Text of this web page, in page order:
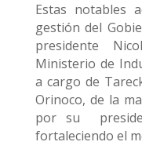
Estas notables
gestión del
presidente
Ministerio de
a cargo de
Orinoco, de la
por su
fortaleciendo el